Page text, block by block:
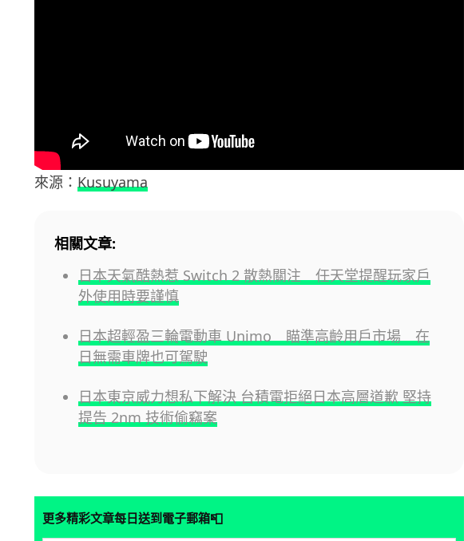
來源： Kusuyama
相關文章:
日本天氣酷熱惹 Switch 2 散熱關注 任天堂提醒玩家戶
外使用時要謹慎
日本超輕盈三輪電動車 Unimo 瞄準高齡用戶市場 在
日無需車牌也可駕駛
日本東京威力想私下解決 台積電拒絕日本高層道歉 堅持
提告 2nm 技術偷竊案
更多精彩文章每日送到電子郵箱📮